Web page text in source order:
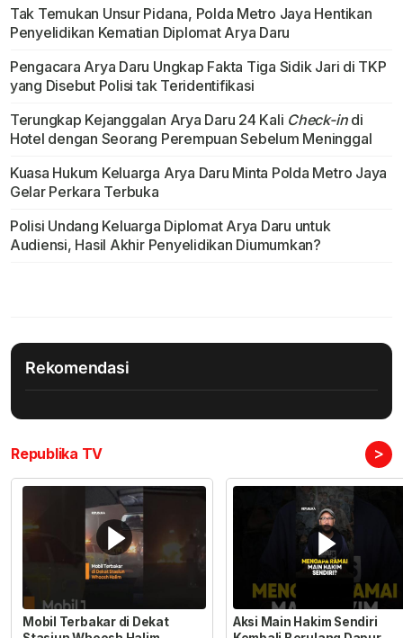
Tak Temukan Unsur Pidana, Polda Metro Jaya Hentikan
Penyelidikan Kematian Diplomat Arya Daru
Pengacara Arya Daru Ungkap Fakta Tiga Sidik Jari di TKP
yang Disebut Polisi tak Teridentifikasi
Terungkap Kejanggalan Arya Daru 24 Kali Check-indi
Hotel dengan Seorang Perempuan Sebelum Meninggal
Kuasa Hukum Keluarga Arya Daru Minta Polda Metro Jaya
Gelar Perkara Terbuka
Polisi Undang Keluarga Diplomat Arya Daru untuk
Audiensi, Hasil Akhir Penyelidikan Diumumkan?
Rekomendasi
Republika TV >
Mobil Terbakar di Dekat
Aksi Main Hakim Sendiri